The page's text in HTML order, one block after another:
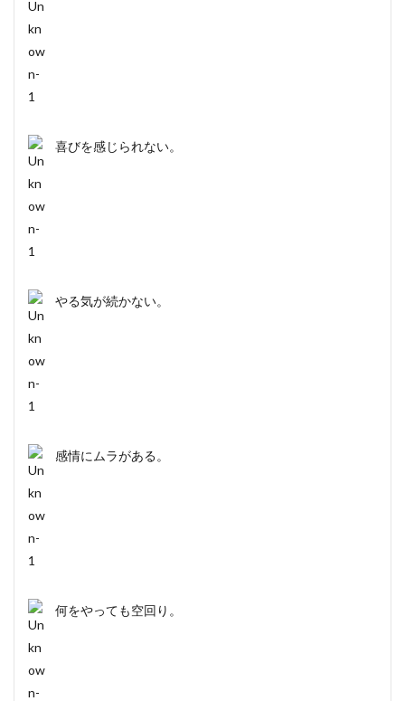
喜びを感じられない。
やる気が続かない。
感情にムラがある。
何をやっても空回り。